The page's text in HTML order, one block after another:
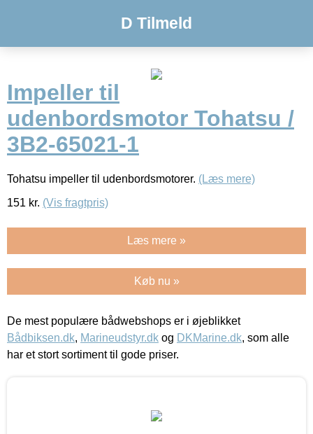
D Tilmeld
Impeller til
udenbordsmotor Tohatsu /
3B2-65021-1
Tohatsu impeller til udenbordsmotorer. (Læs mere)
151 kr. (Vis fragtpris)
Læs mere »
Køb nu »
De mest populære bådwebshops er i øjeblikket
Bådbiksen.dk, Marineudstyr.dk og DKMarine.dk, som alle
har et stort sortiment til gode priser.